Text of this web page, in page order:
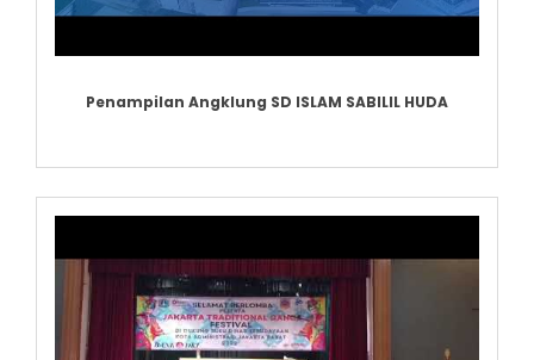
Penampilan Angklung SD ISLAM SABILIL HUDA